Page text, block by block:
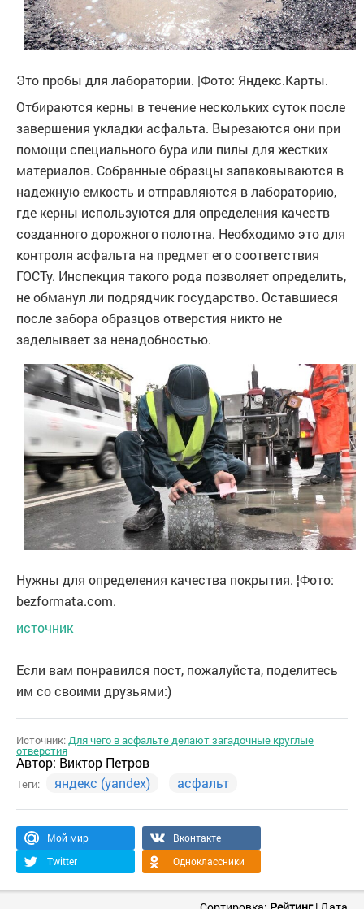
Это пробы для лаборатории. |Фото: Яндекс.Карты.
Отбираются керны в течение нескольких суток после
завершения укладки асфальта. Вырезаются они при
помощи специального бура или пилы для жестких
материалов. Собранные образцы запаковываются в
надежную емкость и отправляются в лабораторию,
где керны используются для определения качеств
созданного дорожного полотна. Необходимо это для
контроля асфальта на предмет его соответствия
ГОСТу. Инспекция такого рода позволяет определить,
не обманул ли подрядчик государство. Оставшиеся
после забора образцов отверстия никто не
заделывает за ненадобностью.
Нужны для определения качества покрытия. ¦Фото:
bezformata.com.
источник
Если вам понравился пост, пожалуйста, поделитесь
им со своими друзьями:)
Источник:Для чего в асфальте делают загадочные круглые
отверстия
Автор: Виктор Петров
Теги: яндекс (yandex) асфальт
Мой мир
Вконтакте
Twitter
Одноклассники